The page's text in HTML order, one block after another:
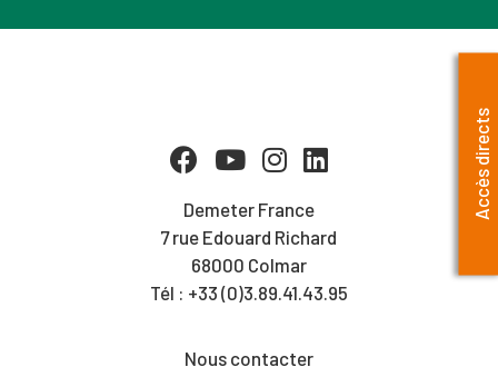
Demeter France
7 rue Edouard Richard
68000 Colmar
Tél : +33 (0)3.89.41.43.95
Nous contacter
Accès directs